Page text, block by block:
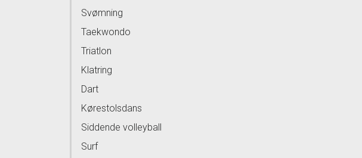
Svømning
Taekwondo
Triatlon
Klatring
Dart
Kørestolsdans
Siddende volleyball
Surf